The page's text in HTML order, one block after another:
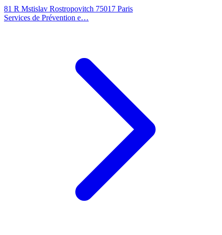
81 R Mstislav Rostropovitch 75017 Paris
Services de Prévention e…